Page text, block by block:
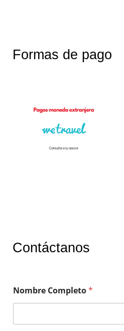
Formas de pago
Contáctanos
Nombre Completo*